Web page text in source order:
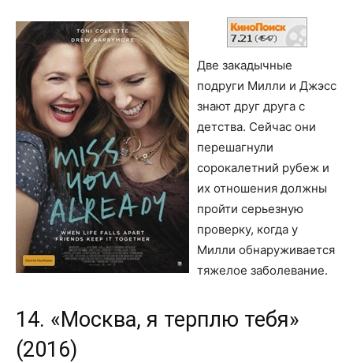
Две закадычные
подруги Милли и Джэсс
знают друг друга с
детства. Сейчас они
перешагнули
сорокалетний рубеж и
их отношения должны
пройти серьезную
проверку, когда у
Милли обнаруживается
тяжелое заболевание.
14. «Москва, я терплю тебя»
(2016)